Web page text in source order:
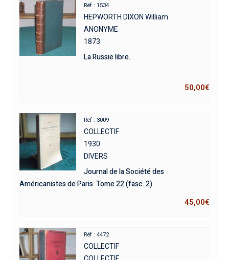
Réf : 1534
HEPWORTH DIXON William
ANONYME
1873
La Russie libre.
50,00€
Réf : 3009
COLLECTIF
1930
DIVERS
Journal de la Société des
Américanistes de Paris. Tome 22 (fasc. 2).
45,00€
Réf : 4472
COLLECTIF